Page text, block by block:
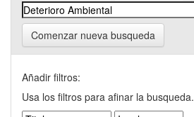
Comenzar nueva busqueda
Añadir filtros:
Usa los filtros para afinar la busqueda.